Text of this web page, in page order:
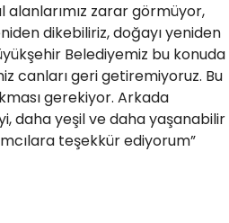
alanlarımız zarar görmüyor,
dikebiliriz, doğayı yeniden
Belediyemiz bu konuda
canları geri getiremiyoruz. Bu
gerekiyor. Arkada
daha yeşil ve daha yaşanabilir
teşekkür ediyorum”